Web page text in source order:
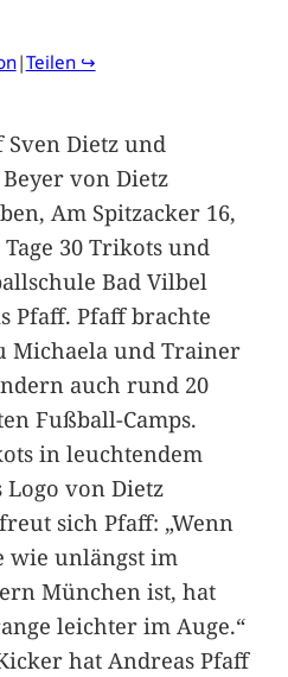
|Teilen ↪
Dietz und
von Dietz
Am Spitzacker 16,
30 Trikots und
Bad Vilbel
Pfaff. Pfaff brachte
Michaela und Trainer
auch rund 20
Fußball-Camps.
in leuchtendem
Logo von Dietz
sich Pfaff: „Wenn
wie unlängst im
München ist, hat
leichter im Auge.“
hat Andreas Pfaff